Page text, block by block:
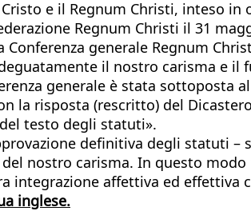
e il Regnum Christi, inteso
Regnum Christi il 31
generale Regnum
il nostro carisma e
generale è stata sottoposta
la risposta (rescritto) del
testo degli statuti».
definitiva degli statuti
nostro carisma. In questo
integrazione affettiva ed effettiva
inglese.